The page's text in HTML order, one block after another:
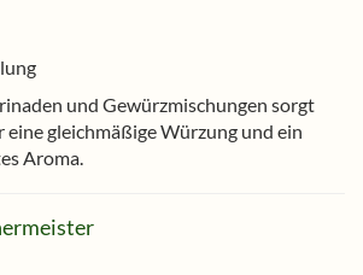
und Gewürzmischungen sorgt
gleichmäßige Würzung und ein
Aroma.